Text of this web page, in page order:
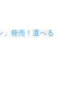
」発売！選べる